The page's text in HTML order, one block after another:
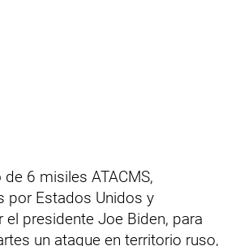
6 misiles ATACMS,
por Estados Unidos y
el presidente Joe Biden, para
un ataque en territorio ruso,